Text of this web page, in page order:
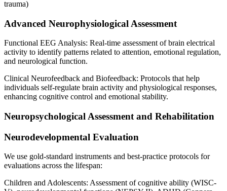
trauma)
Advanced Neurophysiological Assessment
Functional EEG Analysis: Real-time assessment of brain electrical
activity to identify patterns related to attention, emotional regulation,
and neurological function.
Clinical Neurofeedback and Biofeedback: Protocols that help
individuals self-regulate brain activity and physiological responses,
enhancing cognitive control and emotional stability.
Neuropsychological Assessment and Rehabilitation
Neurodevelopmental Evaluation
We use gold-standard instruments and best-practice protocols for
evaluations across the lifespan:
Children and Adolescents: Assessment of cognitive ability (WISC-